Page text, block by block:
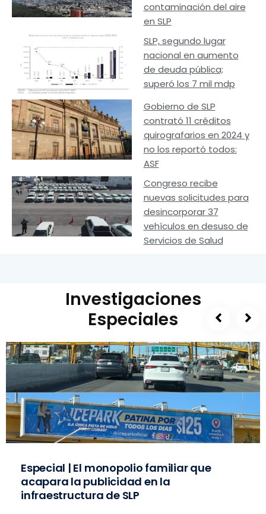
contaminación del aire
en SLP
SLP, segundo lugar
nacional en aumento
de deuda pública;
superó los 7 mil mdp
Gobierno de SLP
contrató 11 créditos
quirografarios en 2024 y
no los reportó todos:
ASF
Congreso recibe
nuevas solicitudes para
desincorporar 37
vehículos en desuso de
Servicios de Salud
Investigaciones
Especiales
Especial | El monopolio familiar que
acapara la publicidad en la
infraestructura de SLP